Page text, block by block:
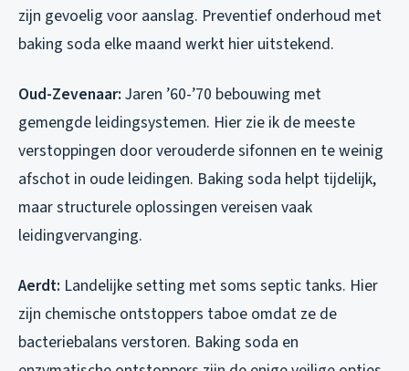
zijn gevoelig voor aanslag. Preventief onderhoud met
baking soda elke maand werkt hier uitstekend.
Oud-Zevenaar: Jaren ’60-’70 bebouwing met
gemengde leidingsystemen. Hier zie ik de meeste
verstoppingen door verouderde sifonnen en te weinig
afschot in oude leidingen. Baking soda helpt tijdelijk,
maar structurele oplossingen vereisen vaak
leidingvervanging.
Aerdt: Landelijke setting met soms septic tanks. Hier
zijn chemische ontstoppers taboe omdat ze de
bacteriebalans verstoren. Baking soda en